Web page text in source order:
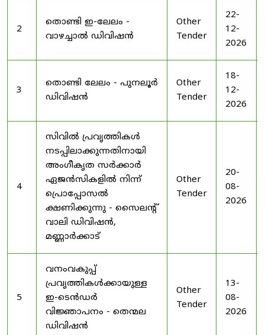
2
തൊണ്ടി ഇ-ലേലം -
വാഴച്ചാൽ ഡിവിഷൻ
Other
Tender
22-
12-
2026
3
തൊണ്ടി ലേലം - പുനലൂർ
ഡിവിഷൻ
Other
Tender
18-
12-
2026
4
സിവിൽ പ്രവൃത്തികൾ
നടപ്പിലാക്കുന്നതിനായി
അംഗീകൃത സർക്കാർ
ഏജൻസികളിൽ നിന്ന്
പ്രൊപ്പോസൽ
ക്ഷണിക്കുന്നു - സൈലന്റ്
വാലി ഡിവിഷൻ,
മണ്ണാർക്കാട്
Other
Tender
20-
08-
2026
5
വനംവകുപ്പ്
പ്രവൃത്തികൾക്കായുള്ള
ഇ-ടെൻഡർ
വിജ്ഞാപനം - തെന്മല
ഡിവിഷൻ
Other
Tender
13-
08-
2026